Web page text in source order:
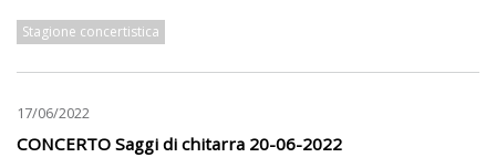
Stagione concertistica
17/06/2022
CONCERTO Saggi di chitarra 20-06-2022